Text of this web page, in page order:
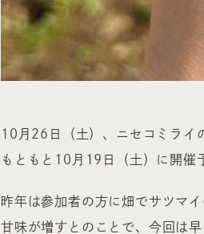
10月26日（土）、ニセコミライ
もともと10月19日（土）に開催
昨年は参加者の方に畑でサツマ
甘味が増すとのことで、今回は